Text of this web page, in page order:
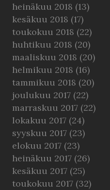
heinäkuu 2018 (13)
kesäkuu 2018 (17)
toukokuu 2018 (22)
huhtikuu 2018 (20)
maaliskuu 2018 (20)
helmikuu 2018 (16)
tammikuu 2018 (20)
joulukuu 2017 (22)
marraskuu 2017 (22)
lokakuu 2017 (24)
syyskuu 2017 (23)
elokuu 2017 (23)
heinäkuu 2017 (26)
kesäkuu 2017 (25)
toukokuu 2017 (32)